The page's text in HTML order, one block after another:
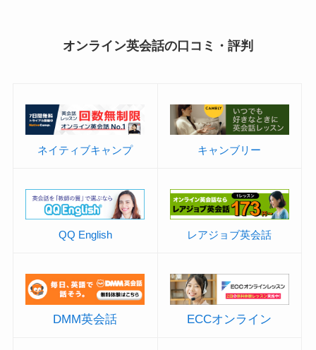
オンライン英会話の口コミ・評判
ネイティブキャンプ キャンブリー
QQ English レアジョブ英会話
DMM英会話 ECCオンライン